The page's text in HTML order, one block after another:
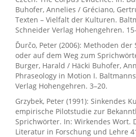
Buhofer, Annelies / Gréciano,
Texten – Vielfalt der Kulturen.
Schneider Verlag Hohengehren.
Ďurčo, Peter (2006): Methoden
oder auf dem Weg zum
Burger, Harald / Häcki Buhofer,
Phraseology in Motion I.
Verlag Hohengehren. 3–20.
Grzybek, Peter (1991): Sinkendes
empirische Pilotstudie zur
Sprichwörter. In: Wirkendes Wort.
Literatur in Forschung und Lehre